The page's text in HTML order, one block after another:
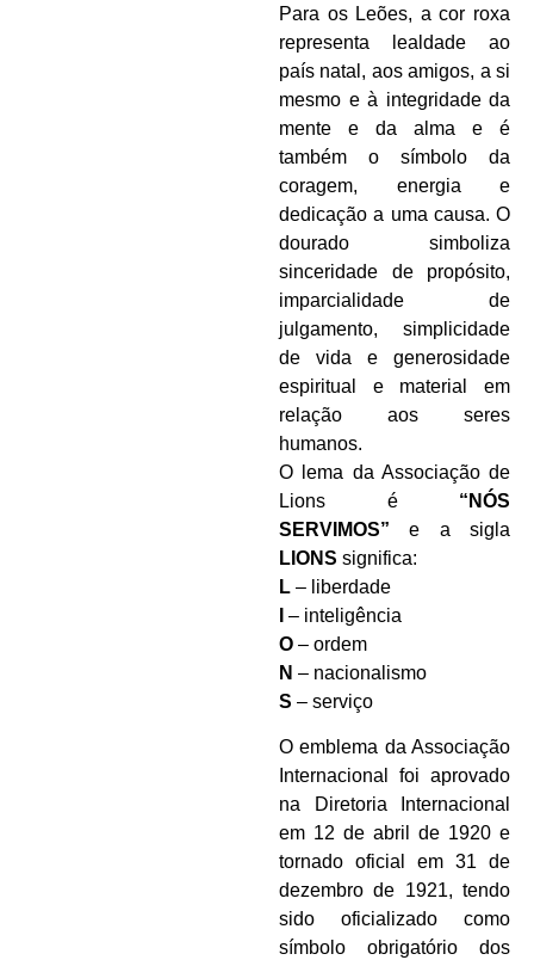
Para os Leões, a cor roxa
representa lealdade ao
país natal, aos amigos, a si
mesmo e à integridade da
mente e da alma e é
também o símbolo da
coragem, energia e
dedicação a uma causa. O
dourado simboliza
sinceridade de propósito,
imparcialidade de
julgamento, simplicidade
de vida e generosidade
espiritual e material em
relação aos seres
humanos.
O lema da Associação de
Lions é “NÓS
SERVIMOS” e a sigla
LIONS significa:
L – liberdade
– inteligência
O – ordem
N – nacionalismo
S – serviço
O emblema da Associação
Internacional foi aprovado
na Diretoria Internacional
em 12 de abril de 1920 e
tornado oficial em 31 de
dezembro de 1921, tendo
sido oficializado como
símbolo obrigatório dos